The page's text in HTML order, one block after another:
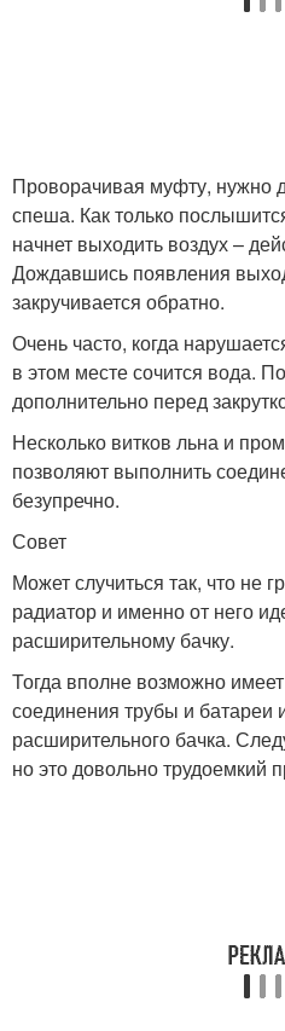
Проворачивая муфту, нужно
спеша. Как только
начнет выходить воздух –
Дождавшись появления
закручивается обратно.
Очень часто, когда
в этом месте сочится вода.
дополнительно перед
Несколько витков льна и
позволяют выполнить
безупречно.
Совет
Может случиться так, что не
радиатор и именно от него
расширительному бачку.
Тогда вполне возможно
соединения трубы и батареи
расширительного бачка.
но это довольно трудоемкий